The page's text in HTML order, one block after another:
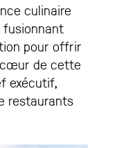
culinaire
fusionnant
pour offrir
cœur de cette
exécutif,
restaurants